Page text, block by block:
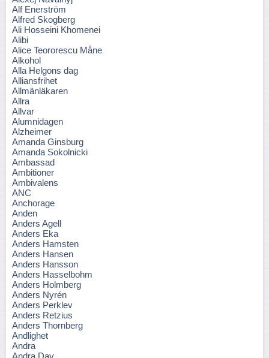
Alf Enerström
Alfred Skogberg
Ali Hosseini Khomenei
Alibi
Alice Teororescu Måne
Alkohol
Alla Helgons dag
Alliansfrihet
Allmänläkaren
Allra
Allvar
Alumnidagen
Alzheimer
Amanda Ginsburg
Amanda Sokolnicki
Ambassad
Ambitioner
Ambivalens
ANC
Anchorage
Anden
Anders Agell
Anders Eka
Anders Hamsten
Anders Hansen
Anders Hansson
Anders Hasselbohm
Anders Holmberg
Anders Nyrén
Anders Perklev
Anders Retzius
Anders Thornberg
Andlighet
Andra
Andra Day